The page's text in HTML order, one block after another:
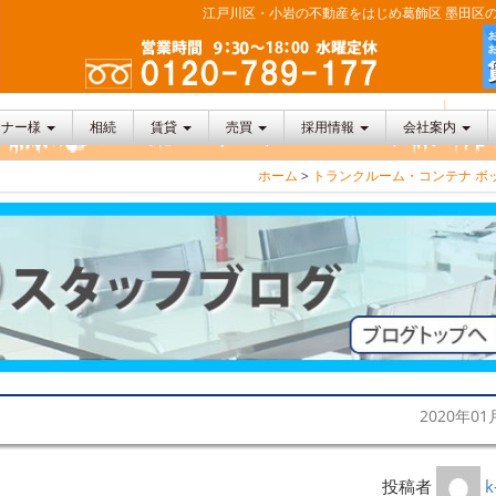
江戸川区・小岩の不動産をはじめ葛飾区 墨田区
ー様 相続 賃貸 売買 採用情報 会社案内
ホーム > トランクルーム・コンテナ ボ
2020年01
投稿者